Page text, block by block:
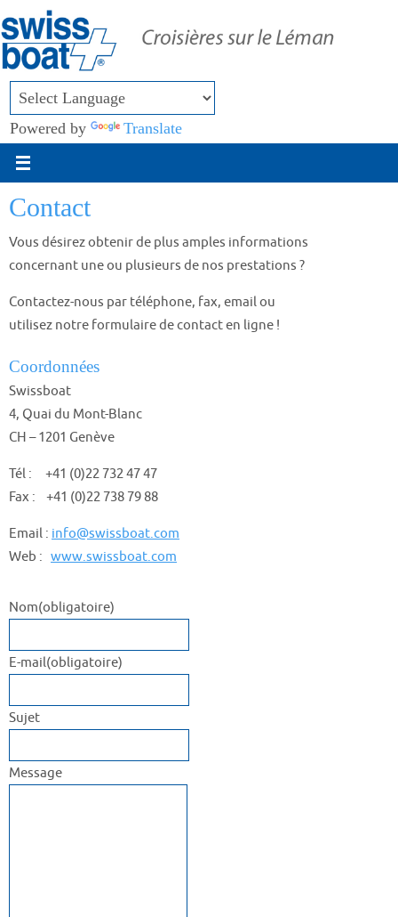
vers
le
contenu
Powered by Translate
Contact
Vous désirez obtenir de plus amples informations
concernant une ou plusieurs de nos prestations ?
Contactez-nous par téléphone, fax, email ou
utilisez notre formulaire de contact en ligne !
Coordonnées
Swissboat
4, Quai du Mont-Blanc
CH – 1201 Genève
Tél : +41 (0)22 732 47 47
Fax : +41 (0)22 738 79 88
Email : info@swissboat.com
Web : www.swissboat.com
Nom(obligatoire)
E-mail(obligatoire)
Sujet
Message